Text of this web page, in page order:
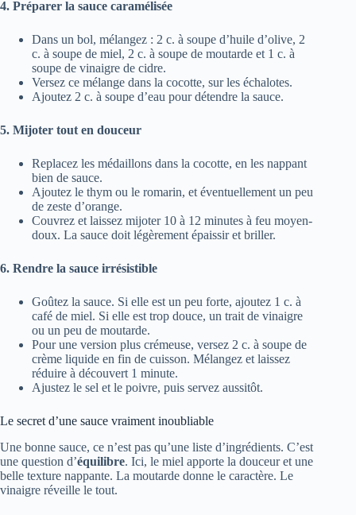
4. Préparer la sauce caramélisée
Dans un bol, mélangez : 2 c. à soupe d’huile d’olive, 2
c. à soupe de miel, 2 c. à soupe de moutarde et 1 c. à
soupe de vinaigre de cidre.
Versez ce mélange dans la cocotte, sur les échalotes.
Ajoutez 2 c. à soupe d’eau pour détendre la sauce.
5. Mijoter tout en douceur
Replacez les médaillons dans la cocotte, en les nappant
bien de sauce.
Ajoutez le thym ou le romarin, et éventuellement un peu
de zeste d’orange.
Couvrez et laissez mijoter 10 à 12 minutes à feu moyen-
doux. La sauce doit légèrement épaissir et briller.
6. Rendre la sauce irrésistible
Goûtez la sauce. Si elle est un peu forte, ajoutez 1 c. à
café de miel. Si elle est trop douce, un trait de vinaigre
ou un peu de moutarde.
Pour une version plus crémeuse, versez 2 c. à soupe de
crème liquide en fin de cuisson. Mélangez et laissez
réduire à découvert 1 minute.
Ajustez le sel et le poivre, puis servez aussitôt.
Le secret d’une sauce vraiment inoubliable
Une bonne sauce, ce n’est pas qu’une liste d’ingrédients. C’est
une question d’équilibre. Ici, le miel apporte la douceur et une
belle texture nappante. La moutarde donne le caractère. Le
vinaigre réveille le tout.